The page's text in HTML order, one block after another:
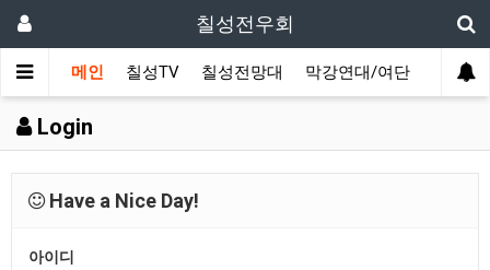
칠성전우회
메인 칠성TV 칠성전망대 막강연대/여단 사단
Login
Have a Nice Day!
아이디